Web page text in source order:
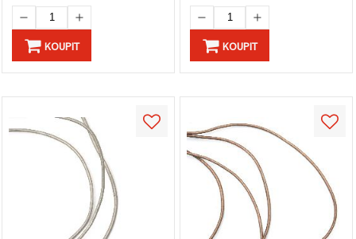
KOUPIT KOUPIT